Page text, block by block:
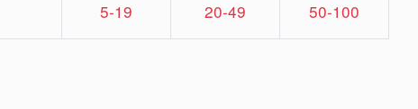
5-19 20-49 50-100